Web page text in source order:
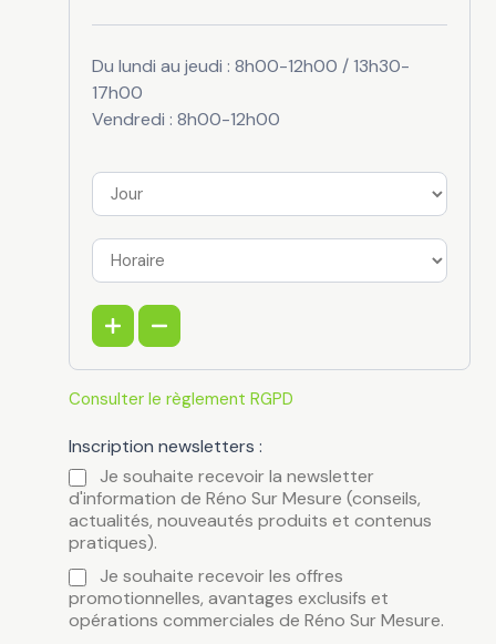
Du lundi au jeudi : 8h00-12h00 / 13h30-
17h00
Vendredi : 8h00-12h00
Consulter le règlement RGPD
Inscription newsletters :
Je souhaite recevoir la newsletter
d'information de Réno Sur Mesure (conseils,
actualités, nouveautés produits et contenus
pratiques).
Je souhaite recevoir les offres
promotionnelles, avantages exclusifs et
opérations commerciales de Réno Sur Mesure.